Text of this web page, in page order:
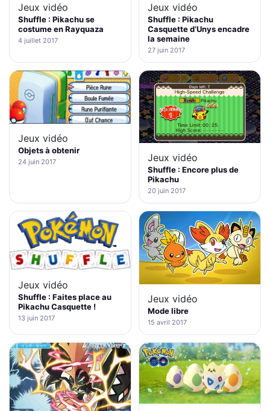
Jeux vidéo
Shuffle : Pikachu se
costume en Rayquaza
4 juillet 2017
Jeux vidéo
Shuffle : Pikachu
Casquette d’Unys encadre
la semaine
27 juin 2017
Jeux vidéo
Objets à obtenir
24 juin 2017 Jeux vidéo
Shuffle : Encore plus de
Pikachu
20 juin 2017
Jeux vidéo
Shuffle : Faites place au
Pikachu Casquette !
13 juin 2017
Jeux vidéo
Mode libre
15 avril 2017